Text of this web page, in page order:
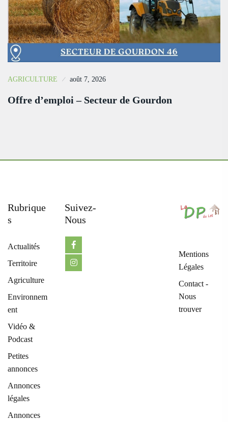
AGRICULTURE août 7, 2026
Offre d’emploi – Secteur de Gourdon
Rubrique
S
Actualités
Territoire
Agriculture
Environnem
ent
Vidéo &
Podcast
Petites
annonces
Annonces
légales
Annonces
Suivez-
Nous
Mentions
Légales
Contact -
Nous
trouver